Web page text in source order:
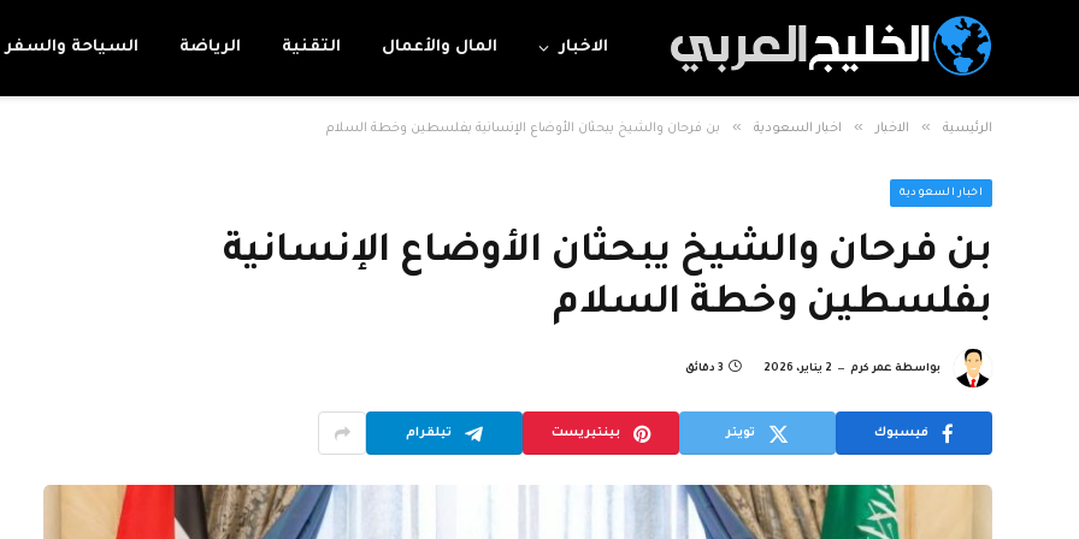
الاخبار المال والأعمال التقنية الرياضة السياحة والسفر
الرئيسية » الاخبار » اخبار السعودية » بن فرحان والشيخ يبحثان الأوضاع الإنسانية بفلسطين وخطة السلام
اخبار السعودية
بن فرحان والشيخ يبحثان الأوضاع الإنسانية
بفلسطين وخطة السلام
بواسطة عمر كرم 2 يناير، 2026 3 دقائق
فيسبوك تويتر بينتيريست تيلقرام